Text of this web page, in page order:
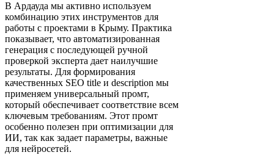
В Ардауда мы активно используем
комбинацию этих инструментов для
работы с проектами в Крыму. Практика
показывает, что автоматизированная
генерация с последующей ручной
проверкой эксперта дает наилучшие
результаты. Для формирования
качественных SEO title и description мы
применяем универсальный промт,
который обеспечивает соответствие всем
ключевым требованиям. Этот промт
особенно полезен при оптимизации для
ИИ, так как задает параметры, важные
для нейросетей.